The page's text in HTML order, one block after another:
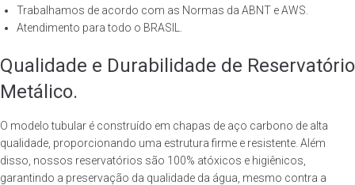
Trabalhamos de acordo com as Normas da ABNT e AWS.
Atendimento para todo o BRASIL.
Qualidade e Durabilidade de Reservatório
Metálico.
O modelo tubular é construído em chapas de aço carbono de alta
qualidade, proporcionando uma estrutura firme e resistente. Além
disso, nossos reservatórios são 100% atóxicos e higiênicos,
garantindo a preservação da qualidade da água, mesmo contra a